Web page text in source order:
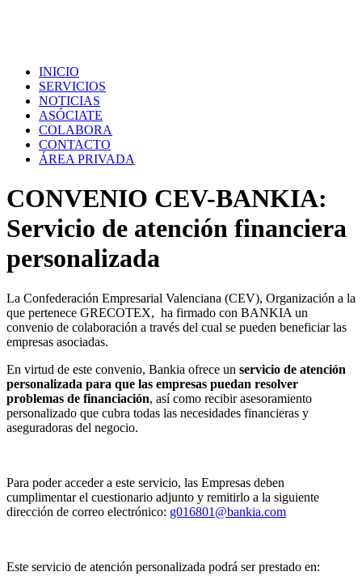
INICIO
SERVICIOS
NOTICIAS
ASÓCIATE
COLABORA
CONTACTO
ÁREA PRIVADA
CONVENIO CEV-BANKIA:
Servicio de atención financiera
personalizada
La Confederación Empresarial Valenciana (CEV), Organización a la
que pertenece GRECOTEX, ha firmado con BANKIA un
convenio de colaboración a través del cual se pueden beneficiar las
empresas asociadas.
En virtud de este convenio, Bankia ofrece un servicio de atención
personalizada para que las empresas puedan resolver
problemas de financiación, así como recibir asesoramiento
personalizado que cubra todas las necesidades financieras y
aseguradoras del negocio.
Para poder acceder a este servicio, las Empresas deben
cumplimentar el cuestionario adjunto y remitirlo a la siguiente
dirección de correo electrónico: g016801@bankia.com
Este servicio de atención personalizada podrá ser prestado en: